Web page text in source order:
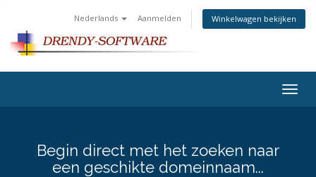
Nederlands Aanmelden Winkelwagen bekijken
Begin direct met het zoeken naar
een geschikte domeinnaam...